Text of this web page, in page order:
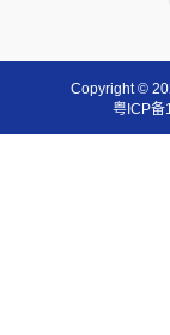
Copyright ©
粤ICP备